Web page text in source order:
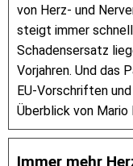
von Herz- und
steigt immer
Schadensersatz
Vorjahren. Und das
EU-Vorschriften
Überblick von Mario
Immer mehr